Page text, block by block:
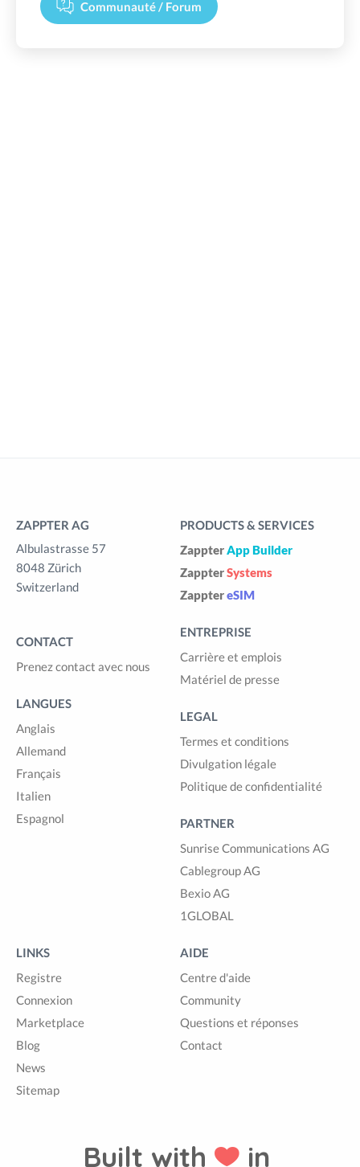
Communauté / Forum
ZAPPTER AG
Albulastrasse 57
8048 Zürich
Switzerland
CONTACT
Prenez contact avec nous
LANGUES
Anglais
Allemand
Français
Italien
Espagnol
PRODUCTS & SERVICES
ZappterApp Builder
ZappterSystems
ZapptereSIM
ENTREPRISE
Carrière et emplois
Matériel de presse
LEGAL
Termes et conditions
Divulgation légale
Politique de confidentialité
PARTNER
Sunrise Communications AG
Cablegroup AG
Bexio AG
1GLOBAL
LINKS
Registre
Connexion
Marketplace
Blog
News
Sitemap
AIDE
Centre d'aide
Community
Questions et réponses
Contact
Built with in